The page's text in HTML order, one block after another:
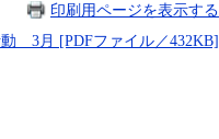
印刷用ページを表示する
3月 [PDFファイル／432KB]